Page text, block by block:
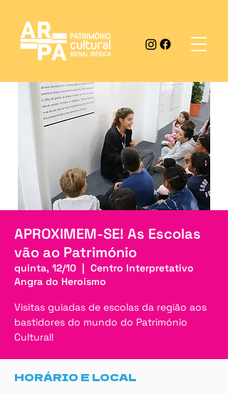
APROXIMEM-SE! As Escolas
vão ao Património
quinta, 12/10
  |
Centro Interpretativo
Angra do Heroísmo
Visitas guiadas de escolas da região aos
bastidores do mundo do Património
Cultural!
HORÁRIO E LOCAL